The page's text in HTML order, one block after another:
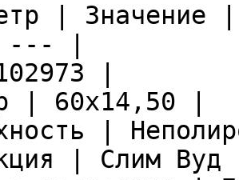
| Значение |
|
|
| 60x14,50 |
|
| Слим